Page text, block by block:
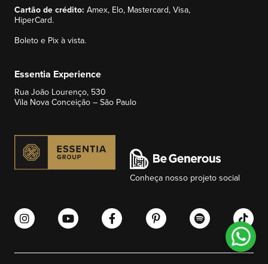
Cartão de crédito: Amex, Elo, Mastercard, Visa,
HiperCard.
Boleto e Pix à vista.
Essentia Experience
Rua João Lourenço, 530
Vila Nova Conceição – São Paulo
Conheça nosso projeto social